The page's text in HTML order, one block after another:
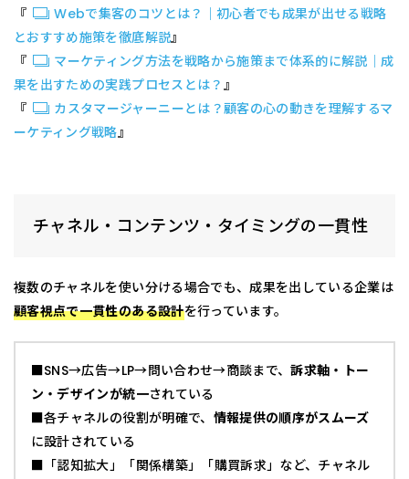
『
Webで集客のコツとは？｜初心者でも成果が出せる戦略
とおすすめ施策を徹底解説』
『
マーケティング方法を戦略から施策まで体系的に解説｜成
果を出すための実践プロセスとは？ 』
『
カスタマージャーニーとは？顧客の心の動きを理解するマ
ーケティング戦略』
チャネル・コンテンツ・タイミングの一貫性
複数のチャネルを使い分ける場合でも、成果を出している企業は
顧客視点で一貫性のある設計を行っています。
■SNS→広告→LP→問い合わせ→商談まで、訴求軸・トー
ン・デザインが統一されている
■各チャネルの役割が明確で、 情報提供の順序がスムーズ
に設計されている
■「認知拡大」「関係構築」「購買訴求」など、チャネル